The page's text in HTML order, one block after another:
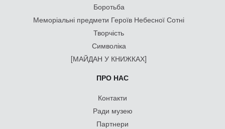
Боротьба
Меморіальні предмети Героїв Небесної Сотні
Творчість
Символіка
[МАЙДАН У КНИЖКАХ]
ПРО НАС
Контакти
Ради музею
Партнери